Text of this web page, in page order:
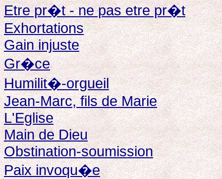
Etre pr�t - ne pas etre pr�t
Exhortations
Gain injuste
Gr�ce
Humilit�-orgueil
Jean-Marc, fils de Marie
L'Eglise
Main de Dieu
Obstination-soumission
Paix invoqu�e